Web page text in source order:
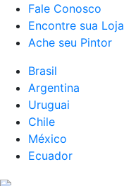
Fale Conosco
Encontre sua Loja
Ache seu Pintor
Brasil
Argentina
Uruguai
Chile
México
Ecuador